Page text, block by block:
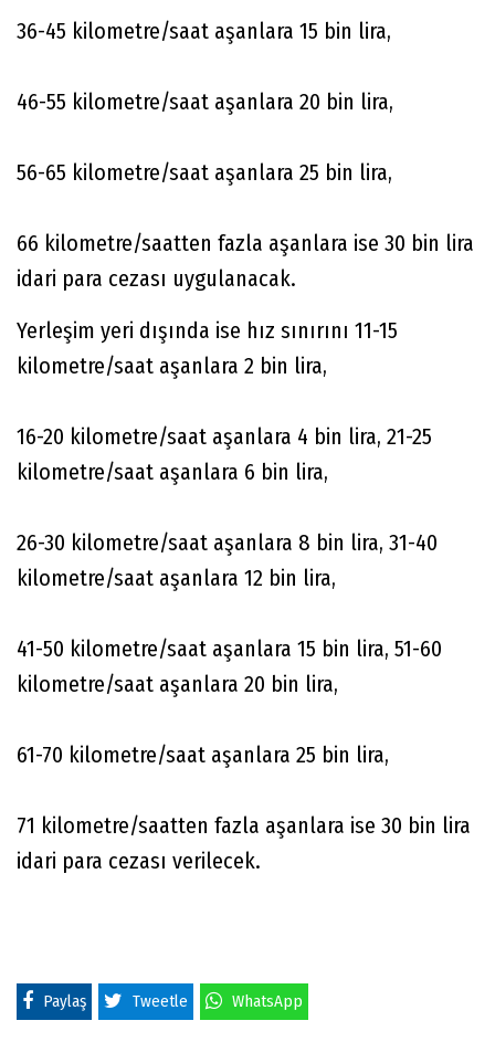
36-45 kilometre/saat aşanlara 15 bin lira,
46-55 kilometre/saat aşanlara 20 bin lira,
56-65 kilometre/saat aşanlara 25 bin lira,
66 kilometre/saatten fazla aşanlara ise 30 bin lira
idari para cezası uygulanacak.
Yerleşim yeri dışında ise hız sınırını 11-15
kilometre/saat aşanlara 2 bin lira,
16-20 kilometre/saat aşanlara 4 bin lira, 21-25
kilometre/saat aşanlara 6 bin lira,
26-30 kilometre/saat aşanlara 8 bin lira, 31-40
kilometre/saat aşanlara 12 bin lira,
41-50 kilometre/saat aşanlara 15 bin lira, 51-60
kilometre/saat aşanlara 20 bin lira,
61-70 kilometre/saat aşanlara 25 bin lira,
71 kilometre/saatten fazla aşanlara ise 30 bin lira
idari para cezası verilecek.
Paylaş Tweetle WhatsApp